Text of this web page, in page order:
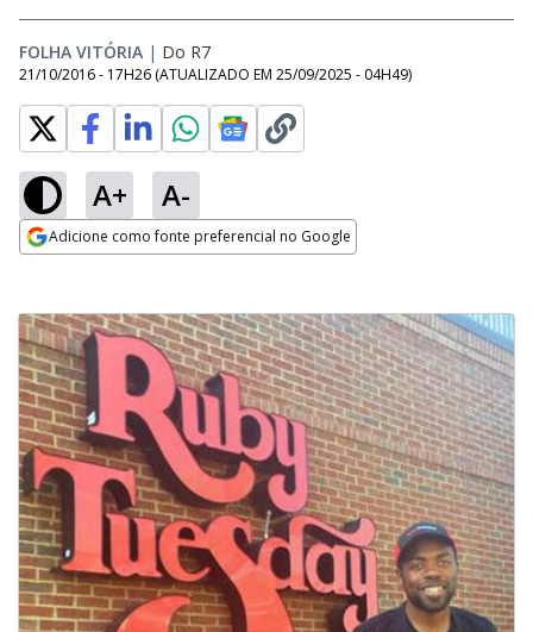
FOLHA VITÓRIA | Do R7
21/10/2016 - 17H26 (ATUALIZADO EM 25/09/2025 - 04H49)
A+ A-
Adicione como fonte preferencial no Google